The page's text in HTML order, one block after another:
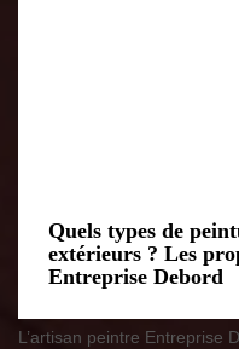
Quels types de
extérieurs ? Les
Entreprise Debord
L’artisan peintre Entreprise